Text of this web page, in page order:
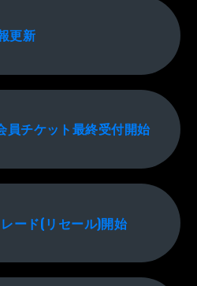
更新
員チケット最終受付開始
ード(リセール)開始